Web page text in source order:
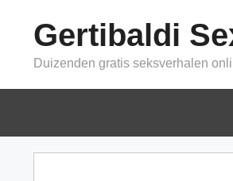
inhoud
Gertibaldi
Duizenden gratis seksverhalen